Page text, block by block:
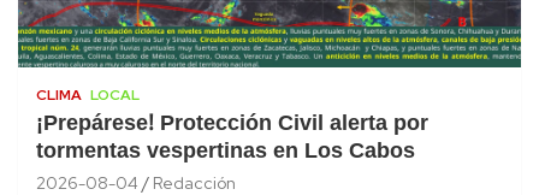
CLIMA LOCAL
¡Prepárese! Protección Civil alerta por
tormentas vespertinas en Los Cabos
2026-08-04 Redacción